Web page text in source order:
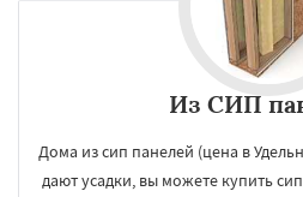
Из СИП
Дома из сип панелей (цена в
дают усадки, вы можете купить